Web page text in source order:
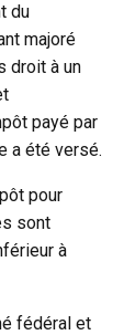
du
majoré
droit à un
payé par
a été versé.
pour
sont
à
fédéral et